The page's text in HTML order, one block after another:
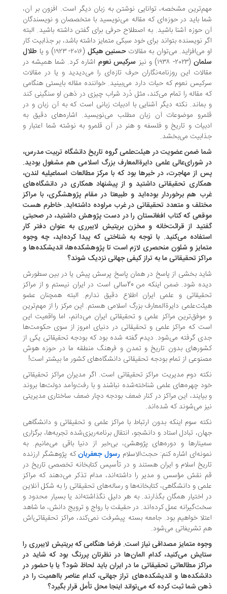
مشخصه، توانایی نوشتن به زبان دیگر است. افزون بر آن،
باید در حوزه‌ای که مقاله می‌نویسید‌ با متخصصان و نویسندگان
حوزه آشنا باشید. به اصطلاح حرفی برای گفتن داشته باشید. البته
نویسنده بتواند برای خود سبکی متمایز داشته باشد، بر جذابیت کار
می‌افزاید. می‌توان به مقالات حسنین هیکل(۲۰۱۶- ۱۹۲۳) و یا
طلال
(۲۰۲۳- ۱۹۳۸) و نیز سرکیس نعوماشاره کرد. شما همیشه در
این روزنامه‌نگاران حرف تازه‌ای را می‌دیدید و یا در مقالات
نعوم که حیات دارد می‌بینید. خواننده مقاله بایستی هنگامی
مقاله را تمام می‌کند، مثل دُرد شراب چیزی در ذهن او سنگینی کند
نکته دیگر آشنایی با ادبیات زبانی است که به آن زبان و در
موضوعات آن زبان مطلب می‌نویسید. اشاره‌های دقیق به
و تاریخ و فلسفه و هنر در آن قلمرو به نوشته شما اعتبار و
می‌بخشد.
ضمن عضویت در هیئت‌علمی گروه تاریخ دانشگاه تربیت مدرس،
شورای‌عالی علمی دایرةالمعارف بزرگ اسلامی هم مشغول بودید.
از مهاجرت، در خبرها بود که با مرکز مطالعات اسماعیلیه لندن،
تحقیقاتی داشتید و از پیشنهاد همکاری در دانشگاه‌های
هم برخوردار بوده‌اید‌ و طبیعتا در مقام پژوهشگری، با مراکز
و متعدد تحقیقاتی در غرب مراوده داشته‌اید. خاطرم هست
که کتاب افغانستان را در دست پژوهش داشتید، در صحبتی
از قرائت‌خانه و مخزن بریتیش لایبرری به عنوان دفتر کار
می‌کنید. با توجه به شناختی که پیدا کرده‌اید، چه وجوه
و شئون منحصری لازم است تا پژوهشکده‌ها، اندیشکده‌ها‌ و
تحقیقاتی ما‌ به تراز کیفی جهانی نزدیک شوند؟
بخشی از پاسخ در همان پاسخ پرسش پیش یا در بین سطورش
دیده شود. ضمن اینکه من 20‌‌سالی است در ایران نیستم و از مراکز
و علمی ایران اطلاع دقیق ندارم. البته همچنان عضو
دایرةالمعارف بزرگ اسلامی هستم. این مرکز را از مهم‌ترین
مراکز علمی و تحقیقاتی ایران می‌دانم، اما واقعیت این
که مراکز علمی و تحقیقاتی در دنیای امروز از سوی حکومت‌ها
گرفته می‌شود. دیدم گفته شده بود که بودجه تحقیقاتی یکی از
بدون تاریخ و تمدن و فرهنگ منطقه ما در حوزه هوش
از تمام بودجه تحقیقاتی دانشگاه‌های کشور ما بیشتر است!
دوم‌ مدیریت مراکز تحقیقاتی است. اگر مدیران مراکز تحقیقاتی
چهره‌های علمی شناخته‌شده نباشند‌ و با رفت‌و‌آمد دولت‌ها بروند
این مراکز در کنار ضعف بودجه دچار ضعف ساختاری مدیریتی
می‌شوند‌ که شده‌اند.
سوم اینکه بدون ارتباط با مراکز علمی و تحقیقاتی و دانشگاهی
تبادل استاد و دانشجو، انتقال برنامه‌ریزی‌شده تجربه‌ها، برگزاری
و دوره‌های پژوهشی، بی‌خبر از دنیا باقی می‌مانیم. به
اشاره کنم: حجت‌الاسلامرسول جعفریانکه پژوهشگر ارزنده
اسلام و ایران هستند و در تأسیس کتابخانه تخصصی تاریخ در
نقش مؤسس و مدیر را داشته‌اند، مدام تذکر می‌دهند که مراکز
و دانشگاهی، کتابخانه‌ها و رساله‌های تحقیقاتی را به شکل آنلاین
اختیار همگان بگذارند. به هر دلیل نگذاشته‌اند یا بسیار محدود و
عمل کرده‌اند. در حقیقت با رواج و ترویج دانش، ما شاهد
خواهیم بود. جامعه بسته پیشرفت نمی‌کند، مراکز تحقیقاتی‌اش
تشریفاتی می‌شود.
متمایز مصداقی نیاز است. فرضا هنگامی‌ که بریتیش لایبرری را
می‌کنید، کدام المان‌ها در نظرتان پررنگ بود که شاید در
مطالعاتی تحقیقاتی ما در ایران باید لحاظ شود؟ یا با حضور در
و اندیشکده‌های تراز جهانی، کدام عناصر با‌اهمیت را در
شما ثبت کرده که می‌تواند اینجا محل تأمل قرار بگیرد؟